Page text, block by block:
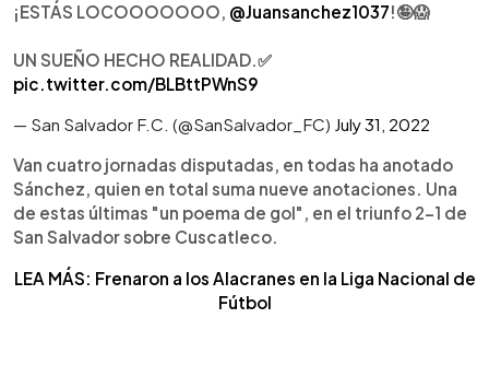
¡ESTÁS LOCOOOOOOO, @Juansanchez1037!🤪😱
UN SUEÑO HECHO REALIDAD.✅
pic.twitter.com/BLBttPWnS9
— San Salvador F.C. (@SanSalvador_FC) July 31, 2022
Van cuatro jornadas disputadas, en todas ha anotado
Sánchez, quien en total suma nueve anotaciones. Una
de estas últimas "un poema de gol", en el triunfo 2-1 de
San Salvador sobre Cuscatleco.
LEA MÁS: Frenaron a los Alacranes en la Liga Nacional de
Fútbol